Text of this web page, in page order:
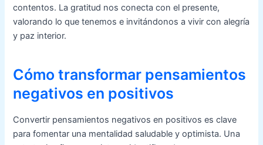
contentos. La gratitud nos conecta con el presente,
valorando lo que tenemos e invitándonos a vivir con alegría
y paz interior.
Cómo transformar pensamientos
negativos en positivos
Convertir pensamientos negativos en positivos es clave
para fomentar una mentalidad saludable y optimista. Una